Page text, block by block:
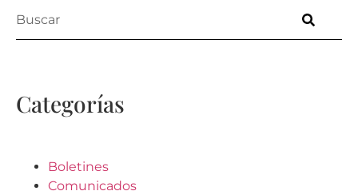
Categorías
Boletines
Comunicados